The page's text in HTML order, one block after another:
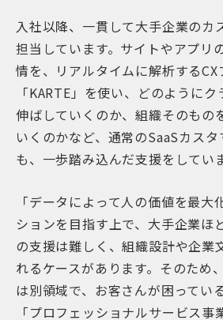
入社以降、一貫して大手企業のカ
担当しています。サイトやアプリ
情を、リアルタイムに解析する
「KARTE」を使い、どのように
伸ばしていくのか、組織そのもの
いくのかなど、通常のSaaSカス
も、一歩踏み込んだ支援をしてい
「データによって人の価値を最大
ションを目指す上で、大手企業ほ
の支援は難しく、組織設計や企業
れるケースがあります。そのため
は別領域で、お客さんが困ってい
「プロフェッショナルサービス事